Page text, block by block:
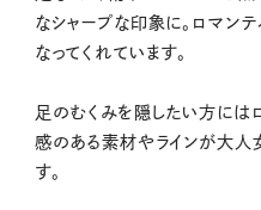
なシャープな印象に。ロマン
なってくれています。
足のむくみを隠したい方には
感のある素材やラインが大人
す。